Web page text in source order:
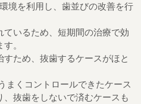
境を利用し、歯並びの改善を行
いるため、短期間の治療で効
。
ため、抜歯するケースがほと
まくコントロールできたケース
抜歯をしないで済むケースも